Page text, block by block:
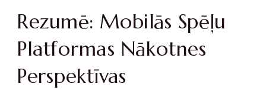
Rezumē: Mobilās Spēļu
Platformas Nākotnes
Perspektīvas